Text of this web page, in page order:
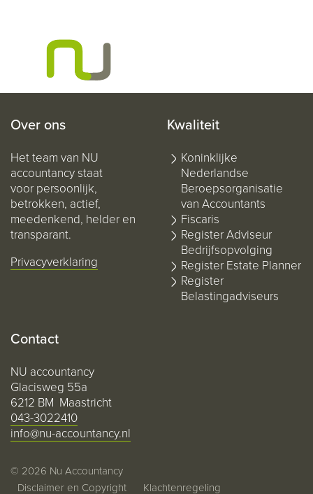
Over ons
Het team van NU
accountancy staat
voor persoonlijk,
betrokken, actief,
meedenkend, helder en
transparant.
Privacyverklaring
Kwaliteit
Koninklijke
Nederlandse
Beroepsorganisatie
van Accountants
Fiscaris
Register Adviseur
Bedrijfsopvolging
Register Estate Planner
Register
Belastingadviseurs
Contact
NU accountancy
Glacisweg 55a
6212 BM Maastricht
043-3022410
info@nu-accountancy.nl
© 2026 Nu Accountancy
Disclaimer en Copyright
Klachtenregeling